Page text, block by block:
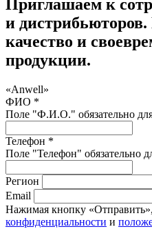
Приглашаем к
и
качество и
продукции.
«Anwell»
ФИО *
Поле "Ф.И.О." обязательно
Телефон *
Поле "Телефон" обязательно
Регион
Email
Нажимая кнопку
конфиденциальности и